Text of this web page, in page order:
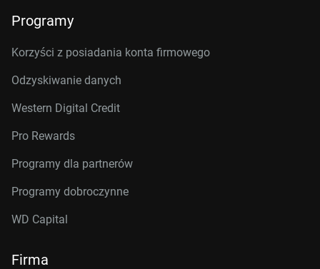
Programy
Korzyści z posiadania konta firmowego
Odzyskiwanie danych
Western Digital Credit
Pro Rewards
Programy dla partnerów
Programy dobroczynne
WD Capital
Firma